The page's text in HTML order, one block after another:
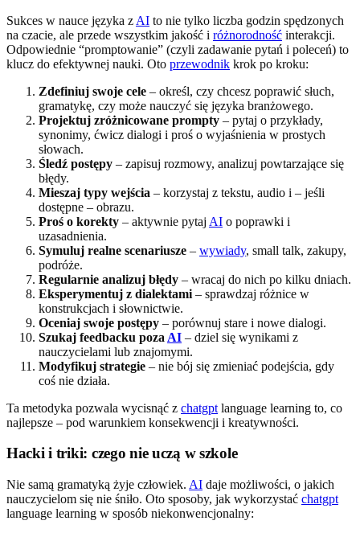
Sukces w nauce języka z AI to nie tylko liczba godzin spędzonych
na czacie, ale przede wszystkim jakość i różnorodność interakcji.
Odpowiednie “promptowanie” (czyli zadawanie pytań i poleceń) to
klucz do efektywnej nauki. Oto przewodnik krok po kroku:
Zdefiniuj swoje cele – określ, czy chcesz poprawić słuch,
gramatykę, czy może nauczyć się języka branżowego.
Projektuj zróżnicowane prompty – pytaj o przykłady,
synonimy, ćwicz dialogi i proś o wyjaśnienia w prostych
słowach.
Śledź postępy – zapisuj rozmowy, analizuj powtarzające się
błędy.
Mieszaj typy wejścia – korzystaj z tekstu, audio i – jeśli
dostępne – obrazu.
Proś o korekty – aktywnie pytaj AI o poprawki i
uzasadnienia.
Symuluj realne scenariusze – wywiady, small talk, zakupy,
podróże.
Regularnie analizuj błędy – wracaj do nich po kilku dniach.
Eksperymentuj z dialektami – sprawdzaj różnice w
konstrukcjach i słownictwie.
Oceniaj swoje postępy – porównuj stare i nowe dialogi.
Szukaj feedbacku poza AI – dziel się wynikami z
nauczycielami lub znajomymi.
Modyfikuj strategie – nie bój się zmieniać podejścia, gdy
coś nie działa.
Ta metodyka pozwala wycisnąć z chatgpt language learning to, co
najlepsze – pod warunkiem konsekwencji i kreatywności.
Hacki i triki: czego nie uczą w szkole
Nie samą gramatyką żyje człowiek. AI daje możliwości, o jakich
nauczycielom się nie śniło. Oto sposoby, jak wykorzystać chatgpt
language learning w sposób niekonwencjonalny: